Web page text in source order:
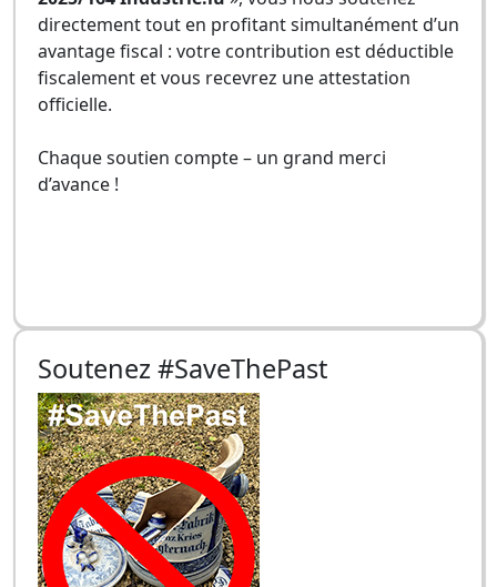
directement tout en profitant simultanément d’un
avantage fiscal : votre contribution est déductible
fiscalement et vous recevrez une attestation
officielle.
Chaque soutien compte – un grand merci
d’avance !
Soutenez #SaveThePast